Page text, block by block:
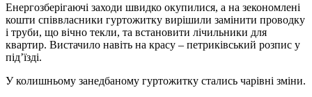
Енергозберігаючі заходи швидко окупилися, а на зекономлені
кошти співвласники гуртожитку вирішили замінити проводку
і труби, що вічно текли, та встановити лічильники для
квартир. Вистачило навіть на красу – петриківський розпис у
під’їзді.
У колишньому занедбаному гуртожитку стались чарівні зміни.